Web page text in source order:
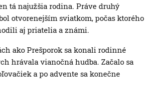
tá najužšia rodina. Práve druhý
otvorenejším sviatkom, počas ktorého
aj priatelia a známi.
ako Prešporok sa konali rodinné
hrávala vianočná hudba. Začalo sa
a po advente sa konečne